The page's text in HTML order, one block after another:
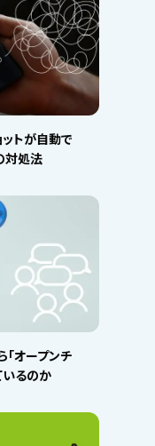
トが自動で
対処法
「オープンチ
いるのか